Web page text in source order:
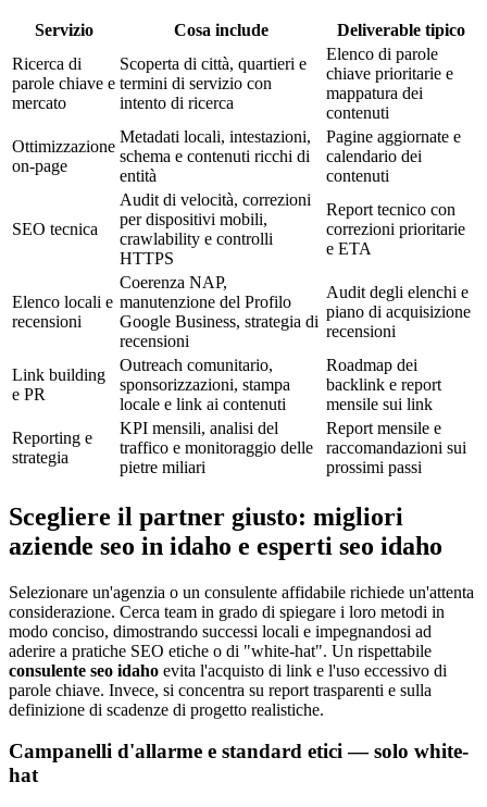
Servizio Cosa include
Deliverable tipico
Ricerca di
parole chiave e
mercato
Scoperta di città, quartieri e
termini di servizio con
intento di ricerca
Elenco di parole
chiave prioritarie e
mappatura dei
contenuti
Ottimizzazione
on-page
Metadati locali, intestazioni,
schema e contenuti ricchi di
entità
Pagine aggiornate e
calendario dei
contenuti
SEO tecnica
Audit di velocità, correzioni
per dispositivi mobili,
crawlability e controlli
HTTPS
Report tecnico con
correzioni prioritarie
e ETA
Elenco locali e
recensioni
Coerenza NAP,
manutenzione del Profilo
Google Business, strategia di
recensioni
Audit degli elenchi e
piano di acquisizione
recensioni
Link building
e PR
Outreach comunitario,
sponsorizzazioni, stampa
locale e link ai contenuti
Roadmap dei
backlink e report
mensile sui link
Reporting e
strategia
KPI mensili, analisi del
traffico e monitoraggio delle
pietre miliari
Report mensile e
raccomandazioni sui
prossimi passi
Scegliere il partner giusto: migliori
aziende seo in idaho e esperti seo idaho
Selezionare un'agenzia o un consulente affidabile richiede un'attenta
considerazione. Cerca team in grado di spiegare i loro metodi in
modo conciso, dimostrando successi locali e impegnandosi ad
aderire a pratiche SEO etiche o di "white-hat". Un rispettabile
consulente seo idaho evita l'acquisto di link e l'uso eccessivo di
parole chiave. Invece, si concentra su report trasparenti e sulla
definizione di scadenze di progetto realistiche.
Campanelli d'allarme e standard etici — solo white-
hat